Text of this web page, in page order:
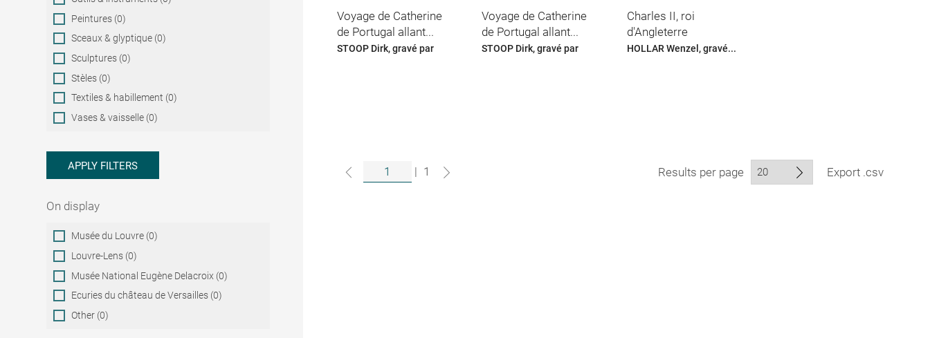
Peintures (0)
Sceaux & glyptique (0)
Sculptures (0)
Stèles (0)
Textiles & habillement (0)
Vases & vaisselle (0)
APPLY FILTERS
On display
On
display
Musée du Louvre (0)
Louvre-Lens (0)
Musée National Eugène Delacroix (0)
Ecuries du château de Versailles (0)
Other (0)
Voyage de Catherine
de Portugal allant...
STOOP Dirk, gravé par
Voyage de Catherine
de Portugal allant...
STOOP Dirk, gravé par
Charles II, roi
d'Angleterre
HOLLAR Wenzel, gravé...
| 1 Results per page Export .csv